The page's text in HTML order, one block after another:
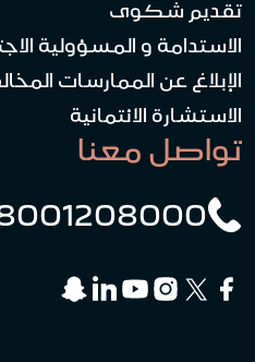
تقديم شكوى
الاستدامة و المسؤولية
الإبلاغ عن الممارسات
الاستشارة الائتمانية
تواصل معنا